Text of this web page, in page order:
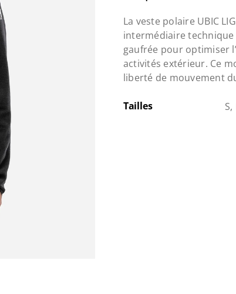
La veste polaire UBIC
intermédiaire
gaufrée pour optimiser
activités extérieur. Ce
liberté de mouvement
Tailles S,